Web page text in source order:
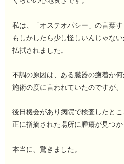
私は、「オステオパシー」の言葉す
もしかしたら少し怪しいんじゃな
払拭されました。
不調の原因は、ある臓器の癒着か
施術の度に言われていたのですが、
後日機会があり病院で検査したとこ
正に指摘された場所に腫瘍が見つか
本当に、驚きました。